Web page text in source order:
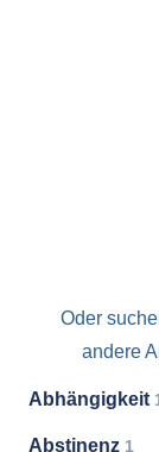
Oder
andere
Abhängigkeit
Abstinenz 1